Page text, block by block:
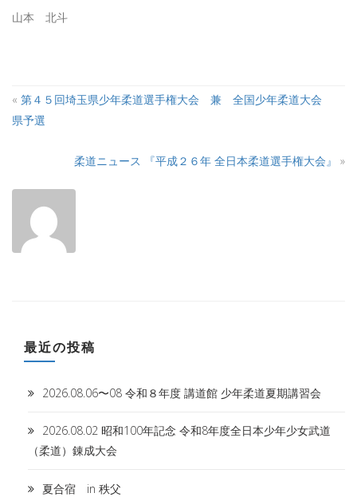
山本 北斗
« 第４５回埼玉県少年柔道選手権大会 兼 全国少年柔道大会
県予選
柔道ニュース 『平成２６年 全日本柔道選手権大会』 »
最近の投稿
2026.08.06〜08 令和８年度 講道館 少年柔道夏期講習会
2026.08.02 昭和100年記念 令和8年度全日本少年少女武道
（柔道）錬成大会
夏合宿 in 秩父